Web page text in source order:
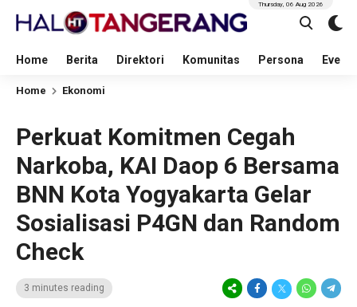
Home Berita Direktori Komunitas Persona Event
Thursday, 06 Aug 2026
Home Ekonomi
Perkuat Komitmen Cegah
Narkoba, KAI Daop 6 Bersama
BNN Kota Yogyakarta Gelar
Sosialisasi P4GN dan Random
Check
3 minutes reading